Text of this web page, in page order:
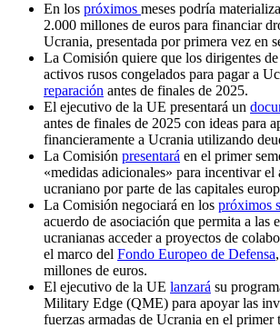
En los próximos meses podría
2.000 millones de euros para financiar
Ucrania, presentada por primera vez en
La Comisión quiere que los dirigentes
activos rusos congelados para pagar a
reparación antes de finales de 2025.
El ejecutivo de la UE presentará un
antes de finales de 2025 con ideas para
financieramente a Ucrania utilizando
La Comisión presentará en el primer
«medidas adicionales» para incentivarel
ucraniano por parte de las capitales
La Comisión negociará en los próximos
acuerdo de asociación que permita a las
ucranianas acceder a proyectos de
el marco del Fondo Europeo de Defensa
millones de euros.
El ejecutivo de la UE lanzará su
Military Edge (QME) para apoyar las
fuerzas armadas de Ucrania en el primer